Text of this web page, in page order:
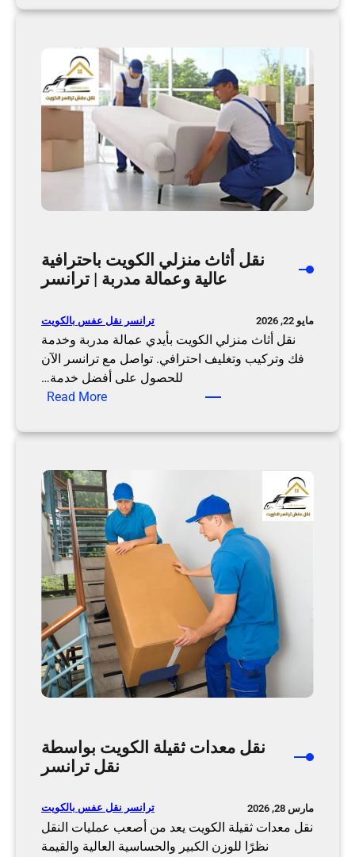
ق
ش
ا
م
ا
ل
ي
ت
ع
ا
ة
م
ت
خ
ص
ة
و
خ
د
م
ة
ش
ل
ة
ت
ر
ا
نقل أثاث منزلي الكويت باحترافية
عالية وعمالة مدربة | ترانسر
مايو 22, 2026 ترانسر نقل عفس بالكويت
نقل أثاث منزلي الكويت بأيدي عمالة مدربة وخدمة
فك وتركيب وتغليف احترافي. تواصل مع ترانسر الآن
للحصول على أفضل خدمة…
Read More
:
ق
أ
ث
ا
ث
م
ز
ل
ي
ا
ل
ك
و
ب
ا
ت
ر
ا
نقل معدات ثقيلة الكويت بواسطة
نقل ترانسر
مارس 28, 2026 ترانسر نقل عفس بالكويت
نقل معدات ثقيلة الكويت يعد من أصعب عمليات النقل
نظرًا للوزن الكبير والحساسية العالية والقيمة